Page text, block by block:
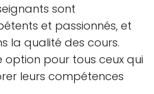
sont
et passionnés, et
la qualité des cours.
option pour tous ceux qui
leurs compétences